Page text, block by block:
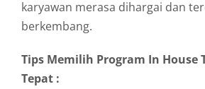
karyawan merasa dihargai dan
berkembang.
Tips Memilih Program In House
Tepat :